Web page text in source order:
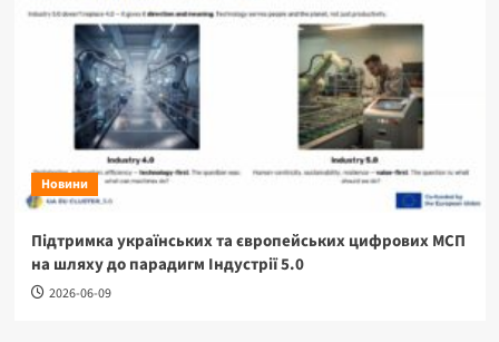
Новини
Підтримка українських та європейських цифрових МСП
на шляху до парадигм Індустрії 5.0
2026-06-09